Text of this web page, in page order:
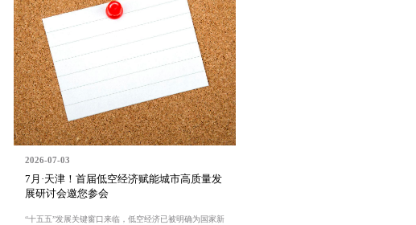
2026-07-03
7月·天津！首届低空经济赋能城市高质量发
展研讨会邀您参会
“十五五”发展关键窗口来临，低空经济已被明确为国家新